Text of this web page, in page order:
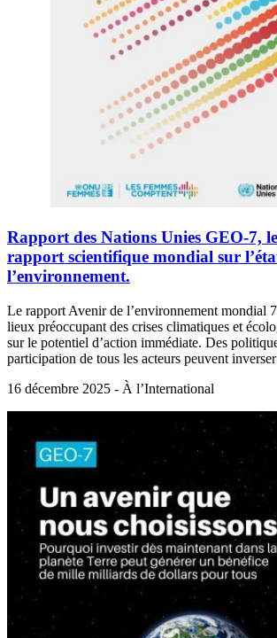
Rapport des Nations Unies GEO-7,
rapport scientifique mondial sur
l’environnement.
Le rapport Avenir de l’environnement mondial 7
lieux préoccupant des crises climatiques et
sur le potentiel d’action immédiate. Des
participation de tous les acteurs peuvent
16 décembre 2025 - À l’International